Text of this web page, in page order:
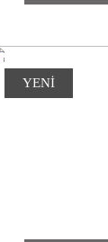
YENİ